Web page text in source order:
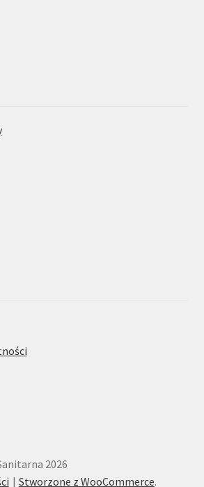
2026
Stworzone z WooCommerce.